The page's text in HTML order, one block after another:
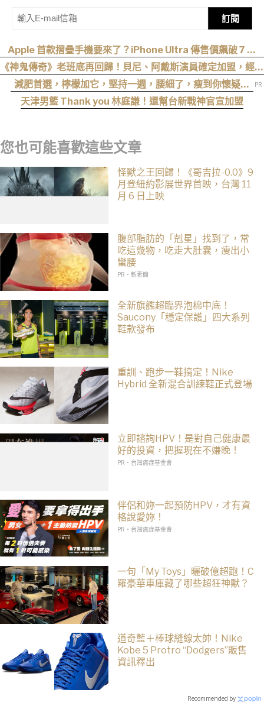
訂閱
Apple 首款摺疊手機要來了？iPhone Ultra 傳售價飆破 7 萬
元！
《神鬼傳奇》老班底再回歸！貝尼、阿戴斯演員確定加盟，經典
三部曲陣容持續集結
減肥首選，檸檬加它，堅持一週，腰細了，瘦到你懷疑人
生
天津男籃 Thank you 林庭謙！還幫台新戰神官宣加盟
您也可能喜歡這些文章
怪獸之王回歸！《哥吉拉-0.0》9
月登紐約影展世界首映，台灣 11
月 6 日上映
腹部脂肪的「剋星」找到了，常
吃這幾物，吃走大肚囊，瘦出小
蠻腰
PR・新素簡
全新旗艦超臨界泡棉中底！
Saucony「穩定保護」四大系列
鞋款發布
重訓、跑步一鞋搞定！Nike
Hybrid 全新混合訓練鞋正式登場
立即諮詢HPV！是對自己健康最
好的投資，把握現在不嫌晚！
PR・台灣癌症基金會
伴侶和妳一起預防HPV，才有資
格說愛妳！
PR・台灣癌症基金會
一句「My Toys」曬破億超跑！C
羅豪華車庫藏了哪些超狂神獸？
道奇藍＋棒球縫線太帥！Nike
Kobe 5 Protro “Dodgers”販售
資訊釋出
Recommended by